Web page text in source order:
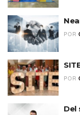
POR
POR
Del